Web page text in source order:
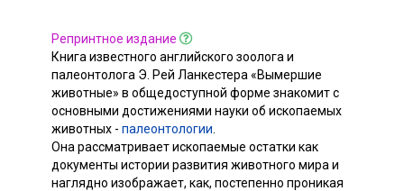
Репринтное издание
Книга известного английского зоолога и
палеонтолога Э. Рей Ланкестера «Вымершие
животные» в общедоступной форме знакомит с
основными достижениями науки об ископаемых
животных - палеонтологии
Она рассматривает ископаемые остатки как
документы истории развития животного мира и
наглядно изображает, как, постепенно проникая